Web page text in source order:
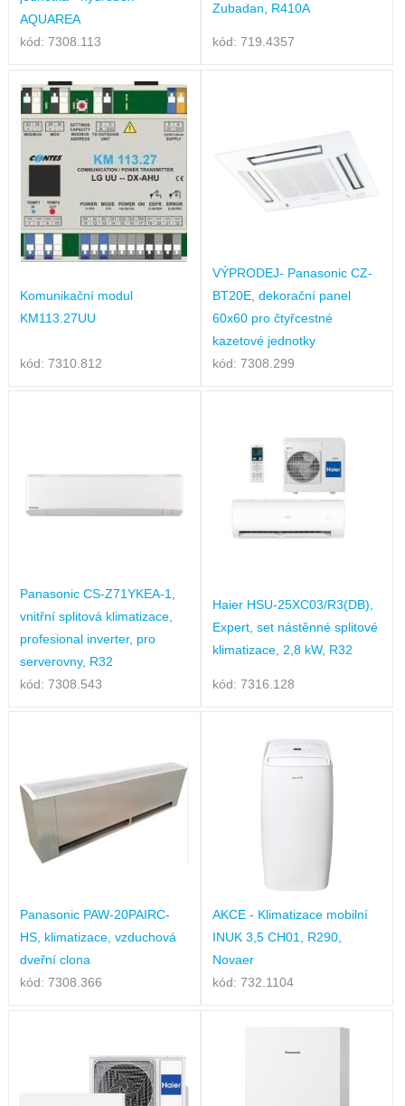
AQUAREA
kód: 7308.113
Zubadan, R410A
kód: 719.4357
Komunikační modul
KM113.27UU
kód: 7310.812
VÝPRODEJ- Panasonic CZ-
BT20E, dekorační panel
60x60 pro čtyřcestné
kazetové jednotky
kód: 7308.299
Panasonic CS-Z71YKEA-1,
vnitřní splitová klimatizace,
profesional inverter, pro
serverovny, R32
kód: 7308.543
Haier HSU-25XC03/R3(DB),
Expert, set nástěnné splitové
klimatizace, 2,8 kW, R32
kód: 7316.128
Panasonic PAW-20PAIRC-
HS, klimatizace, vzduchová
dveřní clona
kód: 7308.366
AKCE - Klimatizace mobilní
INUK 3,5 CH01, R290,
Novaer
kód: 732.1104